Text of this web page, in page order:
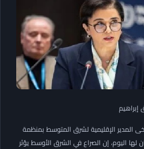
المدير الإقليمية لشرق المتوسط بمنظمة
لها اليوم، إن الصراع في الشرق الأوسط يؤثر